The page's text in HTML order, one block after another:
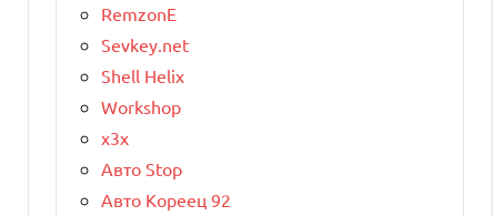
RemzonE
Sevkey.net
Shell Helix
Workshop
x3x
Авто Stop
Авто Кореец 92